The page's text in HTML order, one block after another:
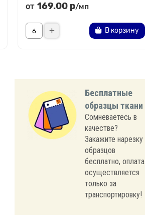
от 169.00 р/мп
В корзину
Бесплатные
образцы ткани
Сомневаетесь в
качестве?
Закажите нарезку
образцов
бесплатно, оплата
осуществляется
только за
транспортировку!